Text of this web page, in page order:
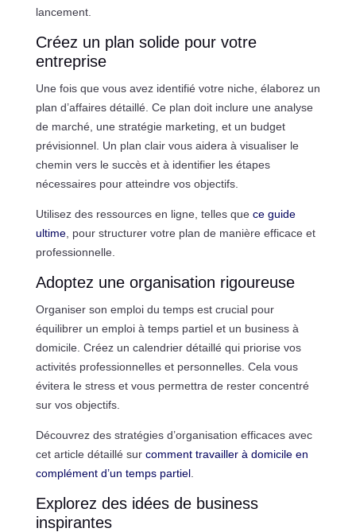
lancement.
Créez un plan solide pour votre
entreprise
Une fois que vous avez identifié votre niche, élaborez un
plan d’affaires détaillé. Ce plan doit inclure une analyse
de marché, une stratégie marketing, et un budget
prévisionnel. Un plan clair vous aidera à visualiser le
chemin vers le succès et à identifier les étapes
nécessaires pour atteindre vos objectifs.
Utilisez des ressources en ligne, telles que ce guide
ultime, pour structurer votre plan de manière efficace et
professionnelle.
Adoptez une organisation rigoureuse
Organiser son emploi du temps est crucial pour
équilibrer un emploi à temps partiel et un business à
domicile. Créez un calendrier détaillé qui priorise vos
activités professionnelles et personnelles. Cela vous
évitera le stress et vous permettra de rester concentré
sur vos objectifs.
Découvrez des stratégies d’organisation efficaces avec
cet article détaillé sur comment travailler à domicile en
complément d’un temps partiel.
Explorez des idées de business
inspirantes